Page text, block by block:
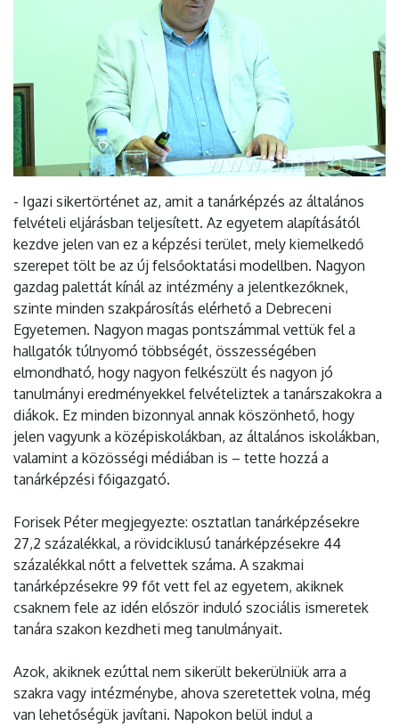
- Igazi sikertörténet az, amit a tanárképzés az általános
felvételi eljárásban teljesített. Az egyetem alapításától
kezdve jelen van ez a képzési terület, mely kiemelkedő
szerepet tölt be az új felsőoktatási modellben. Nagyon
gazdag palettát kínál az intézmény a jelentkezőknek,
szinte minden szakpárosítás elérhető a Debreceni
Egyetemen. Nagyon magas pontszámmal vettük fel a
hallgatók túlnyomó többségét, összességében
elmondható, hogy nagyon felkészült és nagyon jó
tanulmányi eredményekkel felvételiztek a tanárszakokra a
diákok. Ez minden bizonnyal annak köszönhető, hogy
jelen vagyunk a középiskolákban, az általános iskolákban,
valamint a közösségi médiában is – tette hozzá a
tanárképzési főigazgató.
Forisek Péter megjegyezte: osztatlan tanárképzésekre
27,2 százalékkal, a rövidciklusú tanárképzésekre 44
százalékkal nőtt a felvettek száma. A szakmai
tanárképzésekre 99 főt vett fel az egyetem, akiknek
csaknem fele az idén először induló szociális ismeretek
tanára szakon kezdheti meg tanulmányait.
Azok, akiknek ezúttal nem sikerült bekerülniük arra a
szakra vagy intézménybe, ahova szeretettek volna, még
van lehetőségük javítani. Napokon belül indul a